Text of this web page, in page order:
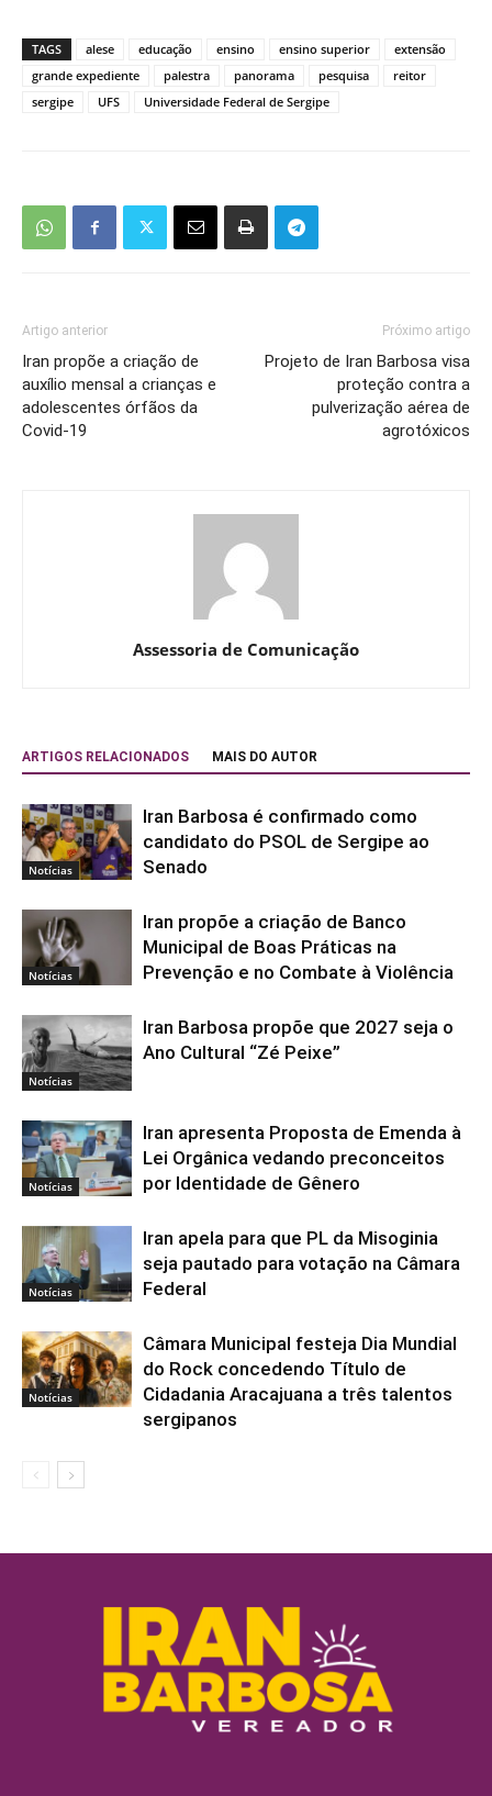
TAGS alese educação ensino ensino superior
extensão
grande expediente
palestra panorama pesquisa
reitor
sergipe
UFS Universidade Federal de Sergipe
Artigo anterior
Iran propõe a criação de
auxílio mensal a crianças e
adolescentes órfãos da
Covid-19
Próximo artigo
Projeto de Iran Barbosa visa
proteção contra a
pulverização aérea de
agrotóxicos
Assessoria de Comunicação
ARTIGOS RELACIONADOS MAIS DO AUTOR
Notícias
Iran Barbosa é confirmado como
candidato do PSOL de Sergipe ao
Senado
Notícias
Iran propõe a criação de Banco
Municipal de Boas Práticas na
Prevenção e no Combate à Violência
Notícias
Iran Barbosa propõe que 2027 seja o
Ano Cultural “Zé Peixe”
Notícias
Iran apresenta Proposta de Emenda à
Lei Orgânica vedando preconceitos
por Identidade de Gênero
Notícias
Iran apela para que PL da Misoginia
seja pautado para votação na Câmara
Federal
Notícias
Câmara Municipal festeja Dia Mundial
do Rock concedendo Título de
Cidadania Aracajuana a três talentos
sergipanos